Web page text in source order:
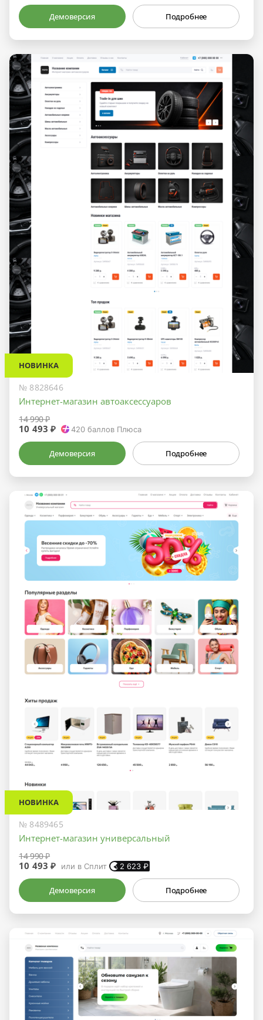
Демоверсия Подробнее
НОВИНКА
№ 8828646
Интернет-магазин автоаксессуаров
14 990 ₽
10 493 ₽ 420баллов Плюса
Демоверсия Подробнее
НОВИНКА
№ 8489465
Интернет-магазин универсальный
14 990 ₽
10 493 ₽ или в Сплит 2 623₽
Демоверсия Подробнее